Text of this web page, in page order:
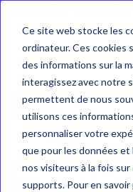
Ce site web stocke les
ordinateur. Ces cookies
des informations sur la
interagissez avec notre
permettent de nous
utilisons ces
personnaliser votre
que pour les données
nos visiteurs à la fois
supports. Pour en